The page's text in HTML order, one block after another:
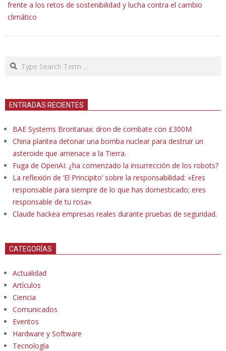
frente a los retos de sostenibilidad y lucha contra el cambio
climático
Search
ENTRADAS RECIENTES
BAE Systems Brontanax: dron de combate con £300M
China plantea detonar una bomba nuclear para destruir un
asteroide que amenace a la Tierra.
Fuga de OpenAI: ¿ha comenzado la insurrección de los robots?
La reflexión de ‘El Principito’ sobre la responsabilidad: «Eres
responsable para siempre de lo que has domesticado; eres
responsable de tu rosa»
Claude hackea empresas reales durante pruebas de seguridad.
CATEGORÍAS
Actualidad
Artículos
Ciencia
Comunicados
Eventos
Hardware y Software
Tecnología